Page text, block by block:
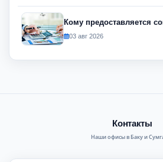
Кому предоставляется
03 авг 2026
Контакты
Наши офисы в Баку и